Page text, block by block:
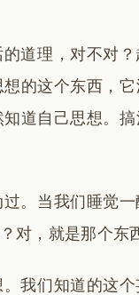
道理，对不对
的这个东西，它
道自己思想。
。当我们睡觉一
对，就是那个东
我们知道的这